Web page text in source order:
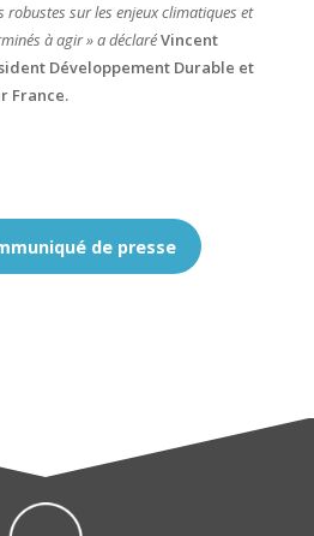
robustes sur les enjeux climatiques et
à agir » a déclaréVincent
Développement Durable et
France.
de presse